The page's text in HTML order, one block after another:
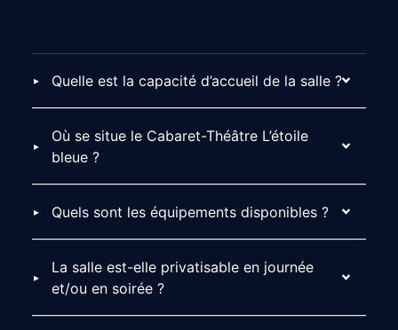
Quelle est la capacité d’accueil de la salle ?
Où se situe le Cabaret-Théâtre L’étoile
bleue ?
Quels sont les équipements disponibles ?
La salle est-elle privatisable en journée
et/ou en soirée ?